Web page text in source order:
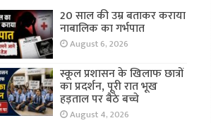
20 साल की उम्र बताकर कराया
नाबालिक का गर्भपात
August 6, 2026
स्कूल प्रशासन के खिलाफ छात्रों
का प्रदर्शन, पूरी रात भूख
हड़ताल पर बैठे बच्चे
August 4, 2026